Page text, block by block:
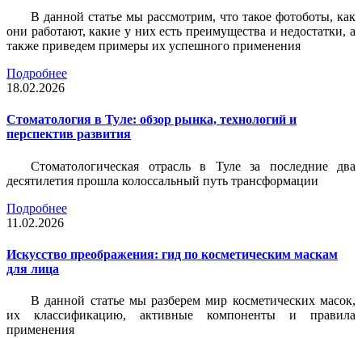
В данной статье мы рассмотрим, что такое фотоботы, как
они работают, какие у них есть преимущества и недостатки, а
также приведем примеры их успешного применения
Подробнее
18.02.2026
Стоматология в Туле: обзор рынка, технологий и
перспектив развития
Стоматологическая отрасль в Туле за последние два
десятилетия прошла колоссальный путь трансформации
Подробнее
11.02.2026
Искусство преображения: гид по косметическим маскам
для лица
В данной статье мы разберем мир косметических масок,
их классификацию, активные компоненты и правила
применения